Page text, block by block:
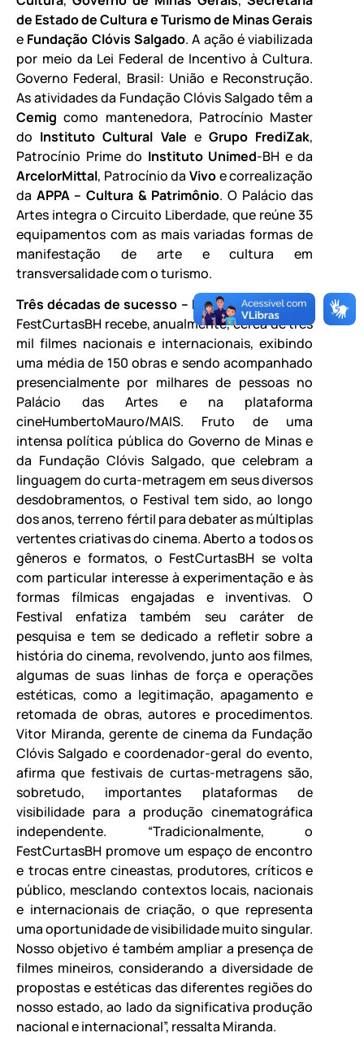
de Estado de Cultura e Turismo de Minas Gerais
e Fundação Clóvis Salgado. A ação é viabilizada
por meio da Lei Federal de Incentivo à Cultura.
Governo Federal, Brasil: União e Reconstrução.
As atividades da Fundação Clóvis Salgado têm a
Cemig como mantenedora, Patrocínio Master
do Instituto Cultural Vale eGrupo FrediZak,
Patrocínio Prime do Instituto Unimed-BH e da
ArcelorMittal, Patrocínio da Vivoe correalização
da APPA – Cultura & Patrimônio. O Palácio das
Artes integra o Circuito Liberdade, que reúne 35
equipamentos com as mais variadas formas de
manifestação de arte e cultura em
transversalidade com o turismo.
Três décadas de sucesso – Nos últimos anos, o
FestCurtasBH recebe, anualmente, cerca de três
mil filmes nacionais e internacionais, exibindo
uma média de 150 obras e sendo acompanhado
presencialmente por milhares de pessoas no
Palácio das Artes e na plataforma
cineHumbertoMauro/MAIS. Fruto de uma
intensa política pública do Governo de Minas e
da Fundação Clóvis Salgado, que celebram a
linguagem do curta-metragem em seus diversos
desdobramentos, o Festival tem sido, ao longo
dos anos, terreno fértil para debater as múltiplas
vertentes criativas do cinema. Aberto a todos os
gêneros e formatos, o FestCurtasBH se volta
com particular interesse à experimentação e às
formas fílmicas engajadas e inventivas. O
Festival enfatiza também seu caráter de
pesquisa e tem se dedicado a refletir sobre a
história do cinema, revolvendo, junto aos filmes,
algumas de suas linhas de força e operações
estéticas, como a legitimação, apagamento e
retomada de obras, autores e procedimentos.
Vitor Miranda, gerente de cinema da Fundação
Clóvis Salgado e coordenador-geral do evento,
afirma que festivais de curtas-metragens são,
sobretudo, importantes plataformas de
visibilidade para a produção cinematográfica
independente. “Tradicionalmente, o
FestCurtasBH promove um espaço de encontro
e trocas entre cineastas, produtores, críticos e
público, mesclando contextos locais, nacionais
e internacionais de criação, o que representa
uma oportunidade de visibilidade muito singular.
Nosso objetivo é também ampliar a presença de
filmes mineiros, considerando a diversidade de
propostas e estéticas das diferentes regiões do
nosso estado, ao lado da significativa produção
nacional e internacional”, ressalta Miranda.